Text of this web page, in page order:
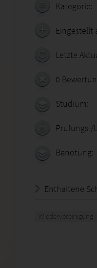
Kategorie:
Eingestellt
Letzte
0
Studium:
Prüfungs-/
Benotung:
Enthaltene
Wiedervereinigung